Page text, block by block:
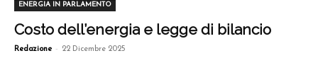
ENERGIA IN PARLAMENTO
Costo dell’energia e legge di bilancio
Redazione - 22 Dicembre 2025